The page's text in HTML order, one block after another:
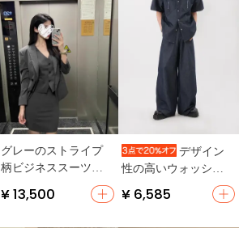
グレーのストライプ
柄ビジネススーツ
【マタニティ・ベス
ト・タイトスカー
¥ 13,500
デザイン
性の高いウォッシュ
ドデニムショートス
リーブジャケット
¥ 6,585